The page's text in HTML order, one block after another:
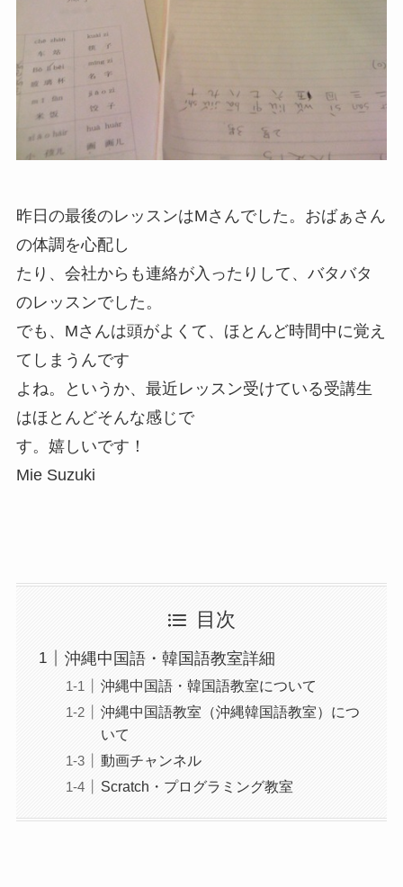
昨日の最後のレッスンはMさんでした。おばぁさん
の体調を心配し
たり、会社からも連絡が入ったりして、バタバタ
のレッスンでした。
でも、Mさんは頭がよくて、ほとんど時間中に覚え
てしまうんです
よね。というか、最近レッスン受けている受講生
はほとんどそんな感じで
す。嬉しいです！
Mie Suzuki
目次
沖縄中国語・韓国語教室詳細
沖縄中国語・韓国語教室について
沖縄中国語教室（沖縄韓国語教室）につ
いて
動画チャンネル
Scratch・プログラミング教室